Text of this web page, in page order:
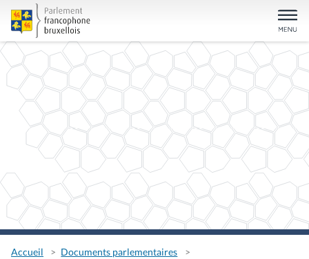
Accueil
Documents parlementaires